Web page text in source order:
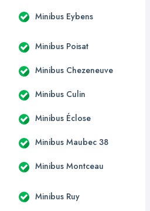
Minibus Eybens
Minibus Poisat
Minibus Chezeneuve
Minibus Culin
Minibus Éclose
Minibus Maubec 38
Minibus Montceau
Minibus Ruy